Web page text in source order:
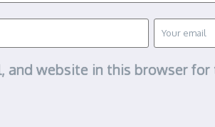
and website in this browser